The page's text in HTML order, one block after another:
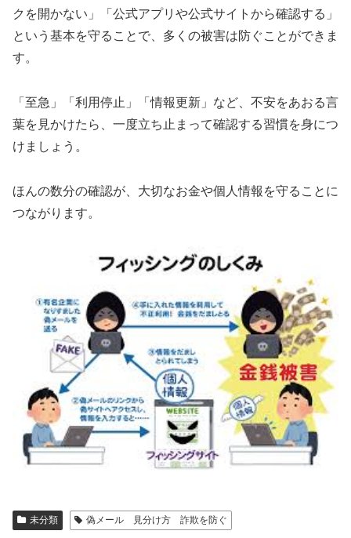
クを開かない」「公式アプリや公式サイトから確認する」
という基本を守ることで、多くの被害は防ぐことができま
す。
「至急」「利用停止」「情報更新」など、不安をあおる言
葉を見かけたら、一度立ち止まって確認する習慣を身につ
けましょう。
ほんの数分の確認が、大切なお金や個人情報を守ることに
つながります。
未分類 偽メール 見分け方 詐欺を防ぐ